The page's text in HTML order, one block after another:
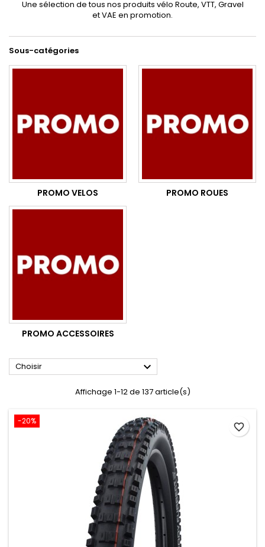
Une sélection de tous nos produits vélo Route, VTT, Gravel
et VAE en promotion.
Sous-catégories
PROMO VELOS PROMO ROUES
PROMO ACCESSOIRES
Choisir 
Affichage 1-12 de 137 article(s)
-20%
favorite_border